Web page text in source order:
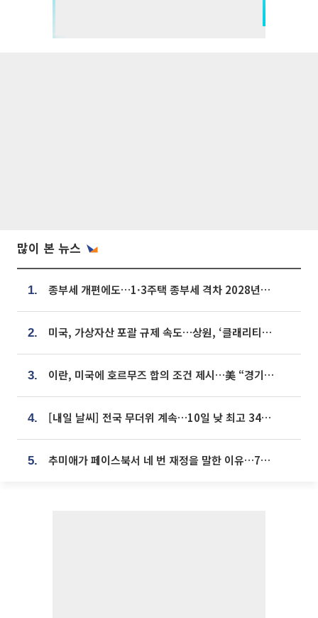
많이 본 뉴스
1. 종부세 개편에도…1·3주택 종부세 격차 2028년부터 확대
2. 미국, 가상자산 포괄 규제 속도…상원, ‘클래리티법’ 9월 절차투표 추진
3. 이란, 미국에 호르무즈 합의 조건 제시…美 “경기 아직 안 끝나” [종합]
4. [내일 날씨] 전국 무더위 계속…10일 낮 최고 34도 육박
5. 추미애가 페이스북서 네 번 재정을 말한 이유…7700억 추경 열쇠는 도의회에